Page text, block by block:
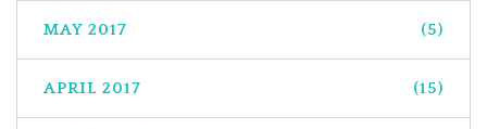
MAY 2017 (5)
APRIL 2017 (15)